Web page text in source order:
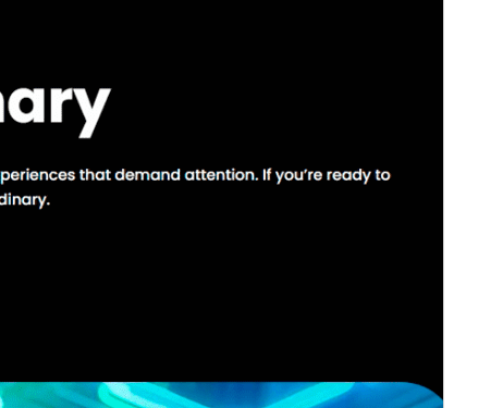
Última actualización
Instalaciones activas
Versión de WordPress
Versión de PHP